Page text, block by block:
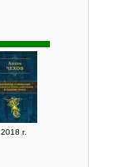
2018 г.